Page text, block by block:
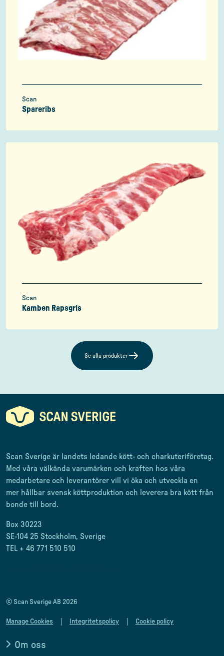
Scan
Spareribs
Scan
Kamben Rapsgris
Se alla produkter
Scan Sverige är landets ledande kött- och charkuteriföretag.
Med våra välkända varumärken och kraften hos våra
medarbetare och leverantörer vill vi öka och utveckla en
mer hållbar svensk köttproduktion och leverera bra kött från
bonde till
bord.
Box 30223
SE-104 25 Stockholm, Sverige
TEL + 46 771 510 510
© Scan Sverige AB 2026
Manage Cookies Integritetspolicy Cookie policy
Om oss